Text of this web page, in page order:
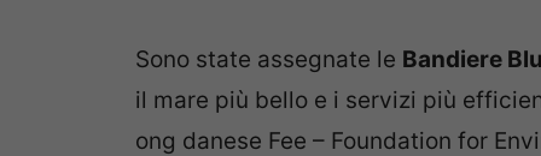
Sono state assegnate le Bandiere
il mare più bello e i servizi più
ong danese Fee – Foundation for